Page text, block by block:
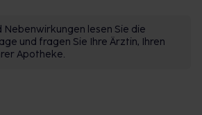
Nebenwirkungen lesen Sie die
und fragen Sie Ihre Ärztin, Ihren
Apotheke.